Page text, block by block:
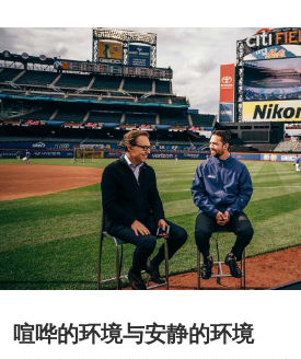
喧哗的环境与安静的环境